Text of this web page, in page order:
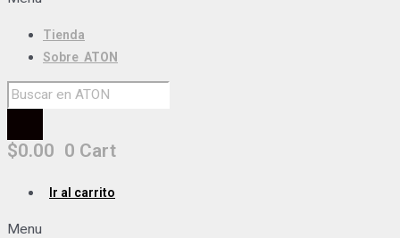
Tienda
Sobre ATON
$0.00 0 Cart
Ir al carrito
Menu